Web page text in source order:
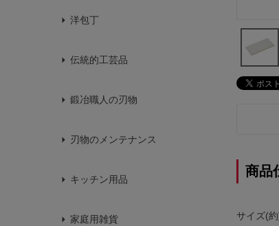
洋包丁
伝統的工芸品
鍛冶職人の刃物
刃物のメンテナンス
キッチン用品
家庭用雑貨
商品
サイズ(